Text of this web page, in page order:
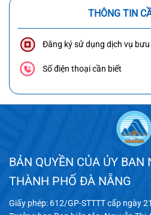
THÔNG TIN
Đăng ký sử dụng dịch vụ bưu
Số điện thoại cần biết
BẢN QUYỀN CỦA ỦY BAN
THÀNH PHỐ ĐÀ NẴNG
Giấy phép: 612/GP-STTTT cấp ngày